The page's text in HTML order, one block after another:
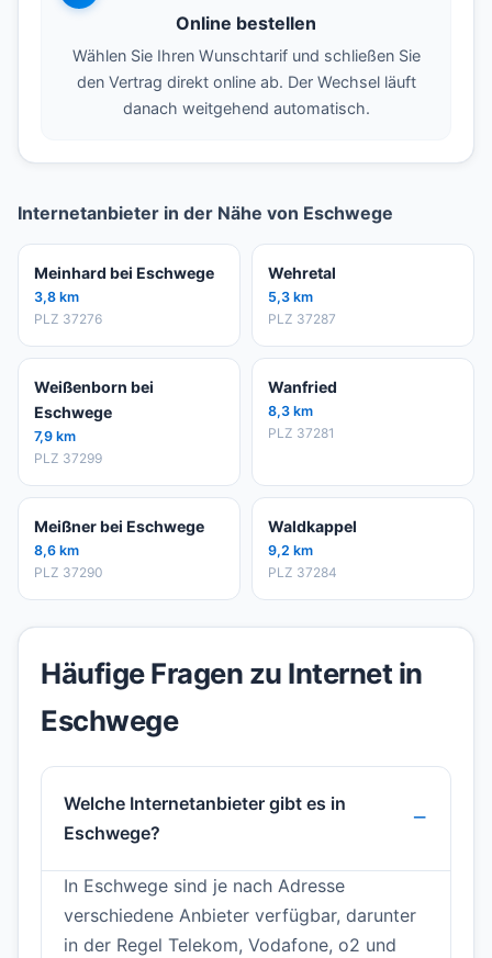
Online bestellen
Wählen Sie Ihren Wunschtarif und schließen Sie
den Vertrag direkt online ab. Der Wechsel läuft
danach weitgehend automatisch.
Internetanbieter in der Nähe von Eschwege
Meinhard bei Eschwege
3,8 km
PLZ 37276
Wehretal
5,3 km
PLZ 37287
Weißenborn bei
Eschwege
7,9 km
PLZ 37299
Wanfried
8,3 km
PLZ 37281
Meißner bei Eschwege
8,6 km
PLZ 37290
Waldkappel
9,2 km
PLZ 37284
Häufige Fragen zu Internet in
Eschwege
Welche Internetanbieter gibt es in
Eschwege?
In Eschwege sind je nach Adresse
verschiedene Anbieter verfügbar, darunter
in der Regel Telekom, Vodafone, o2 und